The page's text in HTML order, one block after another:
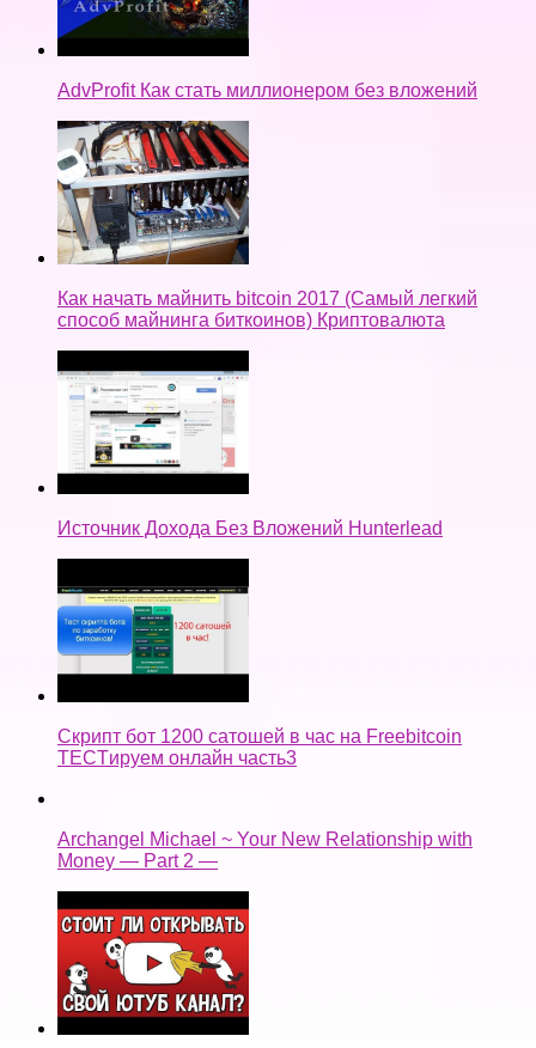
AdvProfit Как стать миллионером без вложений
Как начать майнить bitcoin 2017 (Самый легкий
способ майнинга биткоинов) Криптовалюта
Источник Дохода Без Вложений Hunterlead
Скрипт бот 1200 сатошей в час на Freebitcoin
TECTируем онлайн часть3
Archangel Michael ~ Your New Relationship with
Money — Part 2 —